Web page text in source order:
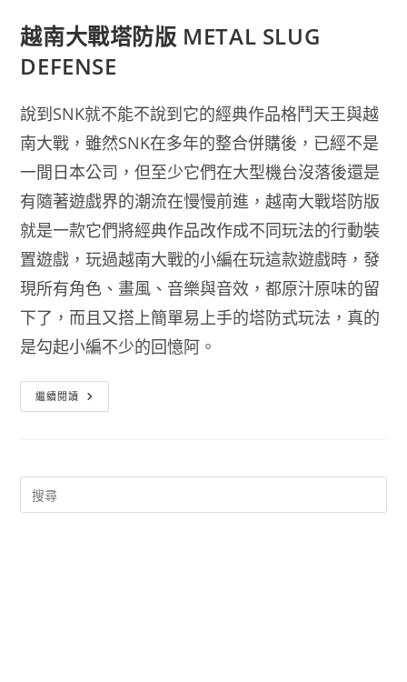
越南大戰塔防版 METAL SLUG
DEFENSE
說到SNK就不能不說到它的經典作品格鬥天王與越
南大戰，雖然SNK在多年的整合併購後，已經不是
一間日本公司，但至少它們在大型機台沒落後還是
有隨著遊戲界的潮流在慢慢前進，越南大戰塔防版
就是一款它們將經典作品改作成不同玩法的行動裝
置遊戲，玩過越南大戰的小編在玩這款遊戲時，發
現所有角色、畫風、音樂與音效，都原汁原味的留
下了，而且又搭上簡單易上手的塔防式玩法，真的
是勾起小編不少的回憶阿。
繼續閱讀 越
南
版
DEFENSE